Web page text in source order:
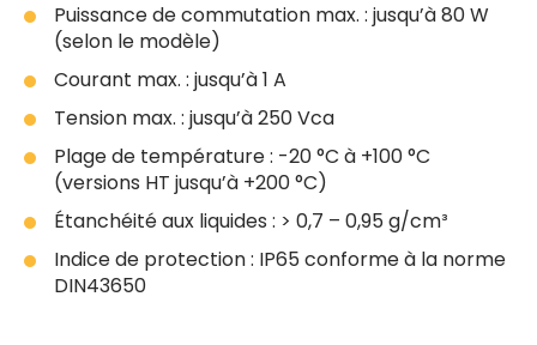
Puissance de commutation max. : jusqu’à 80 W
(selon le modèle)
Courant max. : jusqu’à 1 A
Tension max. : jusqu’à 250 Vca
Plage de température : -20 °C à +100 °C
(versions HT jusqu’à +200 °C)
Étanchéité aux liquides : > 0,7 – 0,95 g/cm³
Indice de protection : IP65 conforme à la norme
DIN43650